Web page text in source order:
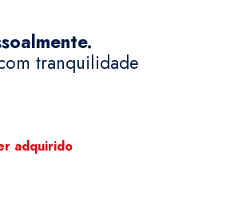
tranquilidade
adquirido